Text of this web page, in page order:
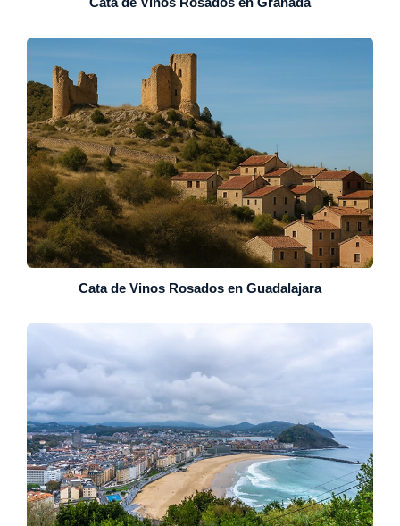
Cata de Vinos Rosados en Guadalajara